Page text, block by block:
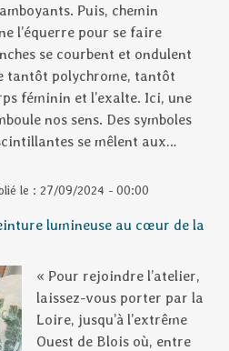
Puis, chemin
l’équerre pour se faire
se courbent et ondulent
tantôt polychrome, tantôt
féminin et l’exalte. Ici, une
nos sens. Des symboles
se mêlent aux…
le : 27/09/2024 - 00:00
lumineuse au cœur de la
« Pour rejoindre l’atelier,
laissez-vous porter par la
Loire, jusqu’à l’extrême
Ouest de Blois où, entre